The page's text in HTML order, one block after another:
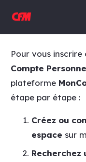
Pour vous
Compte
plateforme
étape par étape :
Créez ou
espace sur
Recherchez